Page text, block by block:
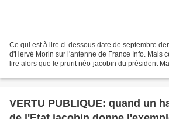
Ce qui est à lire ci-dessous date de septembre
d'Hervé Morin sur l'antenne de France Info. Mais
lire alors que le prurit néo-jacobin du président
VERTU PUBLIQUE: quand un